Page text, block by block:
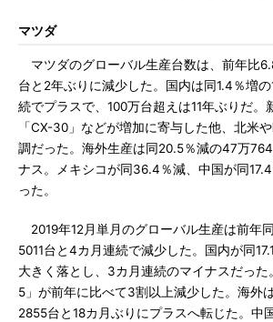
マツダ
マツダのグローバル生産台数は、前年比
台と2年ぶりに減少した。国内は同1.4％増
続でプラスで、100万台超えは11年ぶりだ。
「CX-30」などが増加に寄与した他、北米
調だった。海外生産は同20.5％減の47万
ナス。メキシコが同36.4％減、中国が同
った。
2019年12月単月のグローバル生産は前年
5011台と4カ月連続で減少した。国内が同
大きく落とし、3カ月連続のマイナスだっ
5」が前年に比べて3割以上減少した。海外
2855台と18カ月ぶりにプラスへ転じた。中